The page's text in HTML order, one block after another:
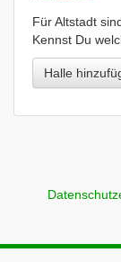
Für Altstadt
Kennst Du
Halle